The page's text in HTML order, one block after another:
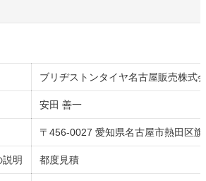
ブリヂストンタイヤ名古屋販売株式
安田 善一
〒456-0027 愛知県名古屋市熱田区
明 都度見積